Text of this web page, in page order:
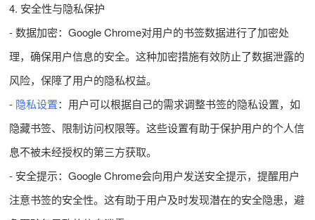
4. 安全性与隐私保护
- 数据加密：Google Chrome对用户的书签数据进行了加密处
理，确保用户信息的安全。这种加密措施有效防止了数据泄露的
风险，保障了用户的隐私权益。
- 隐私设置：用户可以根据自己的需求调整书签的隐私设置，如
隐藏书签、限制访问权限等。这些设置有助于保护用户的个人信
息不被未经授权的第三方获取。
- 安全提示：Google Chrome会向用户发送安全提示，提醒用户
注意书签的安全性。这有助于用户及时发现潜在的安全隐患，避